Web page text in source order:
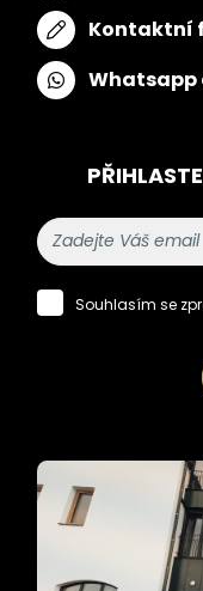
Kontaktní
Whatsapp
Souhlasím se